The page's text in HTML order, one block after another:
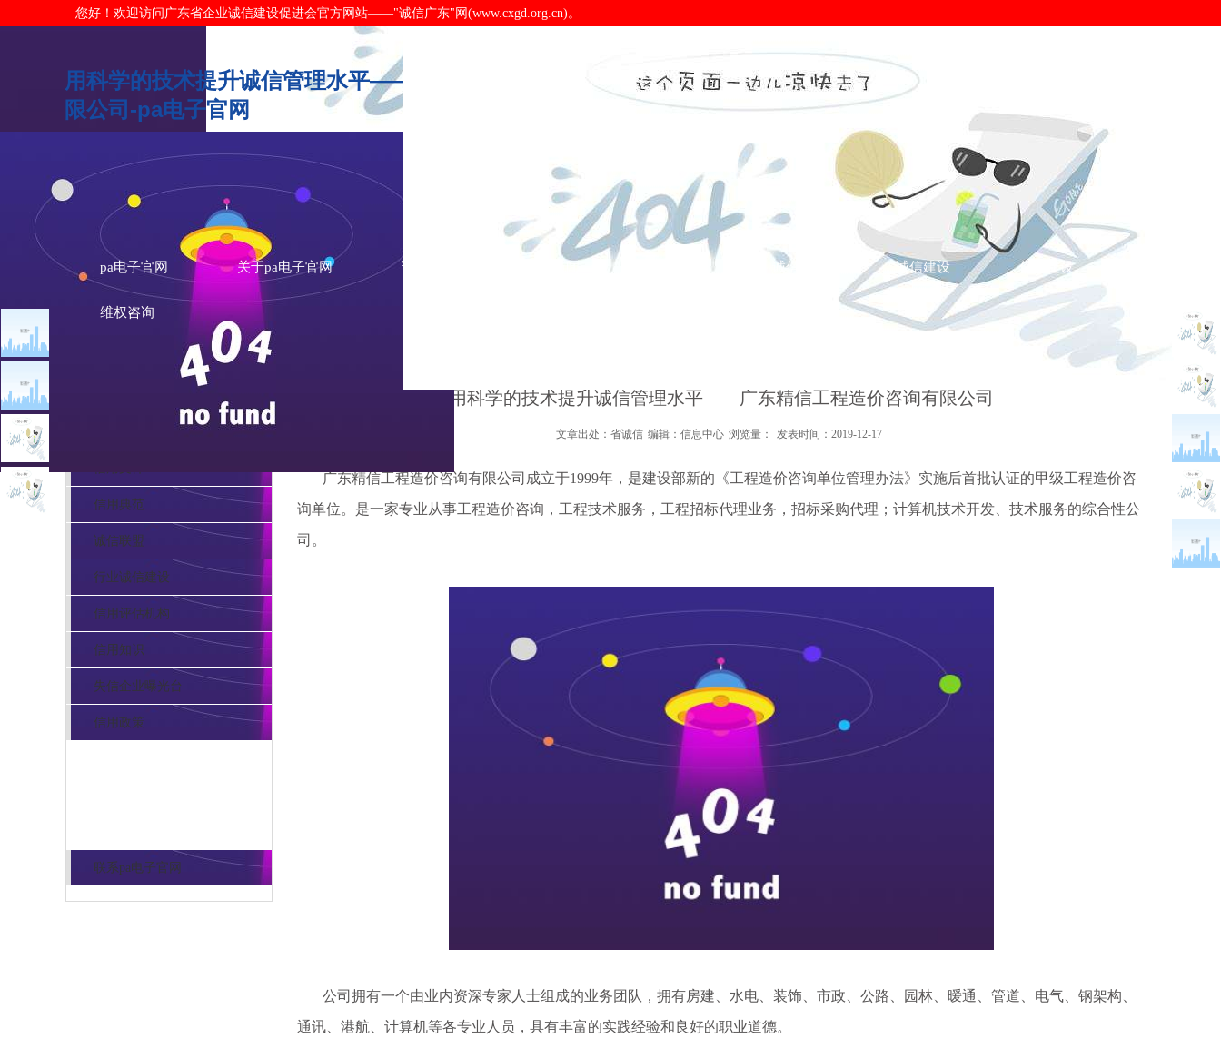
您好！欢迎访问广东省企业诚信建设促进会官方网站——"诚信广东"网(www.cxgd.org.cn)。
用科学的技术提升诚信管理水平——广东精信工程造价咨询有
限公司-pa电子官网
pa电子官网 关于pa电子官网 诚信广东 诚信认证 诚信建设 信用建设
维权咨询
信用建设
信用典范
诚信联盟
行业诚信建设
信用评估机构
信用知识
失信企业曝光台
信用政策
联系pa电子官网
您的位置： >信用建设 信用典范
用科学的技术提升诚信管理水平——广东精信工程造价咨询有限公司
文章出处：省诚信 编辑：信息中心 浏览量： 发表时间：2019-12-17
广东精信工程造价咨询有限公司成立于1999年，是建设部新的《工程造价咨询单位管理办法》实施后首批认证的甲级工程造价咨
询单位。是一家专业从事工程造价咨询，工程技术服务，工程招标代理业务，招标采购代理；计算机技术开发、技术服务的综合性公
司。
公司拥有一个由业内资深专家人士组成的业务团队，拥有房建、水电、装饰、市政、公路、园林、暧通、管道、电气、钢架构、
通讯、港航、计算机等各专业人员，具有丰富的实践经验和良好的职业道德。